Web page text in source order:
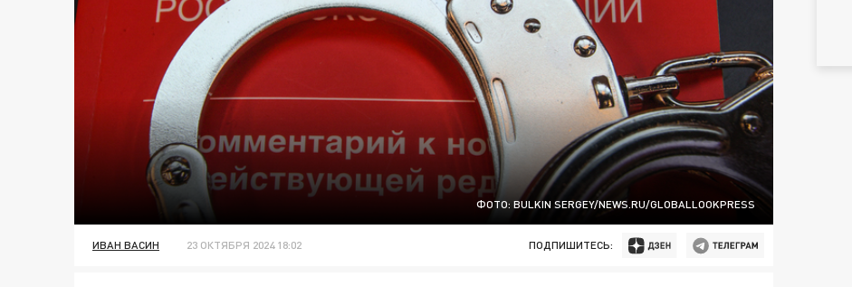
ФОТО: BULKIN SERGEY/NEWS.RU/GLOBALLOOKPRESS
ИВАН ВАСИН 23 ОКТЯБРЯ 2024 18:02 ПОДПИШИТЕСЬ: